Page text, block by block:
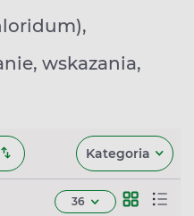
wskazania,
Kategoria
36